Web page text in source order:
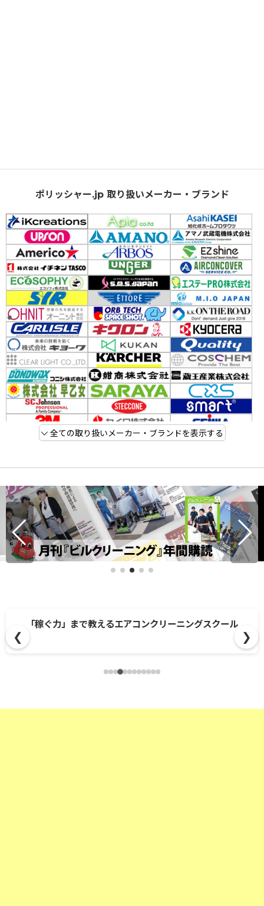
ポリッシャー.jp 取り扱いメーカー・ブランド
全ての取り扱いメーカー・ブランドを表示する
「稼ぐ力」まで教えるエアコンクリーニングスクール
❮ ❯